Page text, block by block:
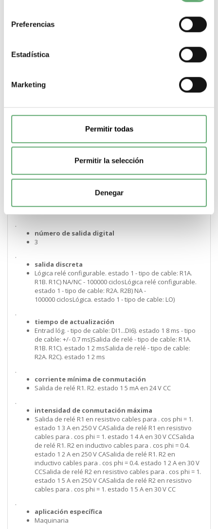
Preferencias
Estadística
Marketing
Permitir todas
Permitir la selección
Denegar
tipo de salida analógica
AQ1 corriente configurable por software. estado 1 0...20
tensión configurable por software. estado 1 0...10 V.
impedancia: 470 Ohm. impedancia 10 bits
2 ms - tipo de cable: AI1. AI2. AI3) - entrada analógica2 ms
.
precisión
+/- 0.2 % AI1. AI2. AI3 para una temperatura de -10...60 °C
temperatura de 25 °C entrada analógica+/- 1 ° AQ1 para
para una temperatura de -10...60 °C salida analógica
.
AI1. AI2. AI3. estado 1 +/-0.2...0.5 % del valor máximo para
.
número de salida digital
3
.
salida discreta
Lógica relé configurable. estado 1 - tipo de cable: R1A.
R1B. R1C) NA/NC - 100000 ciclosLógica relé configurable.
estado 1 - tipo de cable: R2A. R2B) NA -
100000 ciclosLógica. estado 1 - tipo de cable: LO)
.
tiempo de actualización
Entrad lóg. - tipo de cable: DI1...DI6). estado 1 8 ms - tipo
de cable: +/- 0.7 ms)Salida de relé - tipo de cable: R1A.
R1B. R1C). estado 1 2 msSalida de relé - tipo de cable:
R2A. R2C). estado 1 2 ms
.
corriente mínima de conmutación
Salida de relé R1. R2. estado 1 5 mA en 24 V CC
.
intensidad de conmutación máxima
Salida de relé R1 en resistivo cables para . cos phi = 1.
estado 1 3 A en 250 V CASalida de relé R1 en resistivo
cables para . cos phi = 1. estado 1 4 A en 30 V CCSalida
de relé R1. R2 en inductivo cables para . cos phi = 0.4.
estado 1 2 A en 250 V CASalida de relé R1. R2 en
inductivo cables para . cos phi = 0.4. estado 1 2 A en 30 V
CCSalida de relé R2 en resistivo cables para . cos phi = 1.
estado 1 5 A en 250 V CASalida de relé R2 en resistivo
cables para . cos phi = 1. estado 1 5 A en 30 V CC
.
aplicación específica
Maquinaria